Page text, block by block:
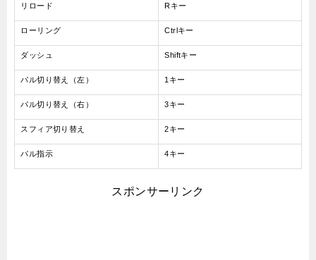
リロード Rキー
ローリング Ctrlキー
ダッシュ Shiftキー
パル切り替え（左） 1キー
パル切り替え（右） 3キー
スフィア切り替え 2キー
パル指示 4キー
スポンサーリンク